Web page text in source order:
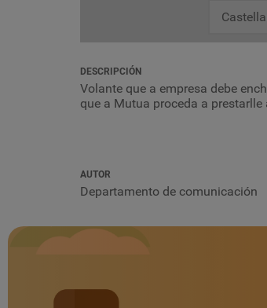
DESCRIPCIÓN
Volante que a empresa debe
que a Mutua proceda a prestarlle
AUTOR
Departamento de comunicación